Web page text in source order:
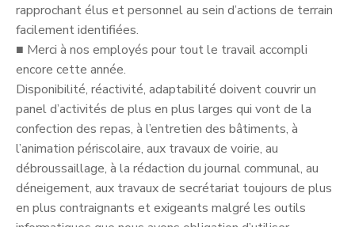
rapprochant élus et personnel au sein d’actions de terrain
facilement identifiées.
■ Merci à nos employés pour tout le travail accompli
encore cette année.
Disponibilité, réactivité, adaptabilité doivent couvrir un
panel d’activités de plus en plus larges qui vont de la
confection des repas, à l’entretien des bâtiments, à
l’animation périscolaire, aux travaux de voirie, au
débroussaillage, à la rédaction du journal communal, au
déneigement, aux travaux de secrétariat toujours de plus
en plus contraignants et exigeants malgré les outils